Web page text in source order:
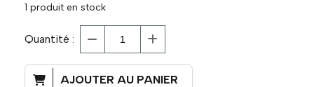
1 produit en stock
Quantité :
AJOUTER AU PANIER